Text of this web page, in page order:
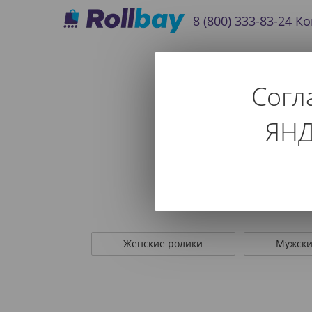
8 (800) 333-83-24
Используйте
Женские ролики